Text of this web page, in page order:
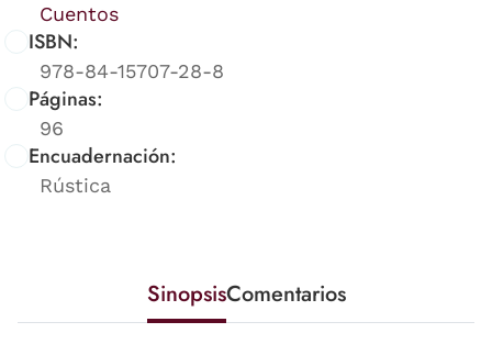
Cuentos
ISBN:
978-84-15707-28-8
Páginas:
96
Encuadernación:
Rústica
SinopsisComentarios